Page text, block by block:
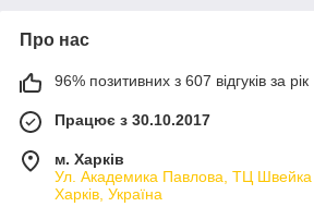
Про нас
96% позитивних з 607 відгуків за рік
Працює з 30.10.2017
м. Харків
Ул. Академика Павлова, ТЦ Швейка
Харків, Україна